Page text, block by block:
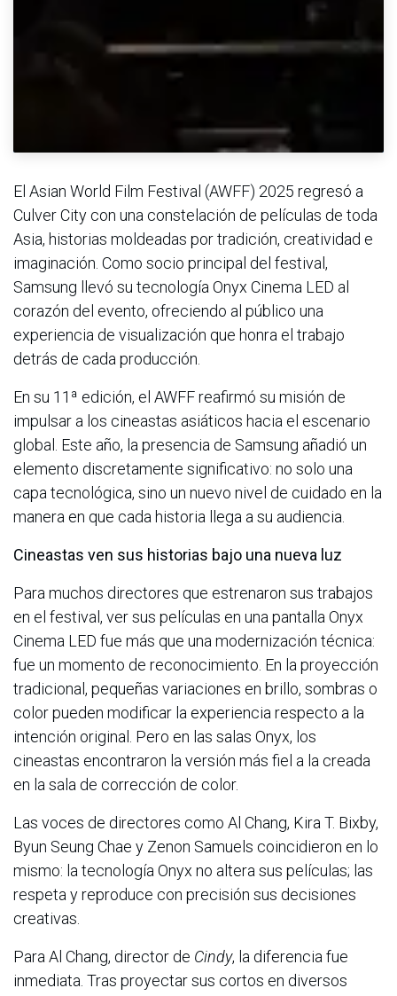
El Asian World Film Festival (AWFF) 2025 regresó a
Culver City con una constelación de películas de toda
Asia, historias moldeadas por tradición, creatividad e
imaginación. Como socio principal del festival,
Samsung llevó su tecnología Onyx Cinema LED al
corazón del evento, ofreciendo al público una
experiencia de visualización que honra el trabajo
detrás de cada producción.
En su 11ª edición, el AWFF reafirmó su misión de
impulsar a los cineastas asiáticos hacia el escenario
global. Este año, la presencia de Samsung añadió un
elemento discretamente significativo: no solo una
capa tecnológica, sino un nuevo nivel de cuidado en la
manera en que cada historia llega a su audiencia.
Cineastas ven sus historias bajo una nueva luz
Para muchos directores que estrenaron sus trabajos
en el festival, ver sus películas en una pantalla Onyx
Cinema LED fue más que una modernización técnica:
fue un momento de reconocimiento. En la proyección
tradicional, pequeñas variaciones en brillo, sombras o
color pueden modificar la experiencia respecto a la
intención original. Pero en las salas Onyx, los
cineastas encontraron la versión más fiel a la creada
en la sala de corrección de color.
Las voces de directores como Al Chang, Kira T. Bixby,
Byun Seung Chae y Zenon Samuels coincidieron en lo
mismo: la tecnología Onyx no altera sus películas; las
respeta y reproduce con precisión sus decisiones
creativas.
Para Al Chang, director de Cindy, la diferencia fue
inmediata. Tras proyectar sus cortos en diversos